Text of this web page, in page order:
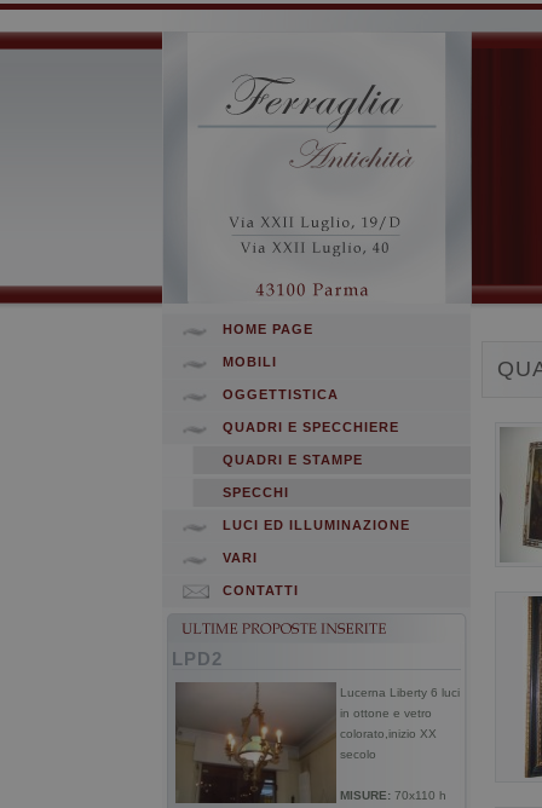
HOME PAGE
MOBILI
OGGETTISTICA
QUADRI E SPECCHIERE
QUADRI E STAMPE
SPECCHI
LUCI ED ILLUMINAZIONE
VARI
CONTATTI
LPD2
Lucerna Liberty 6 luci
in ottone e vetro
colorato,inizio XX
secolo
MISURE: 70x110 h